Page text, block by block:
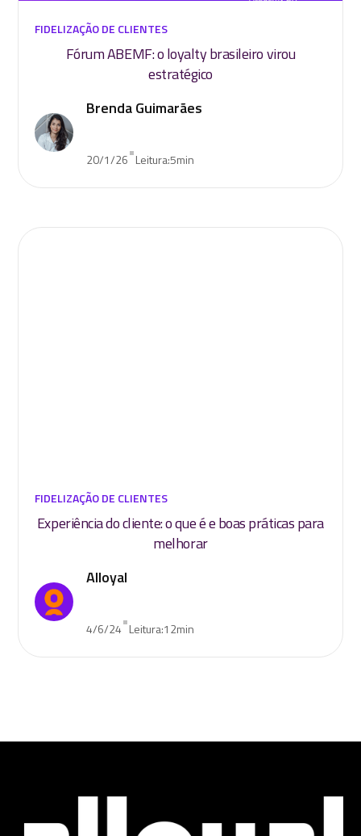
FIDELIZAÇÃO DE CLIENTES
Fórum ABEMF: o loyalty brasileiro virou
estratégico
Brenda Guimarães
20/1/26•Leitura:5min
FIDELIZAÇÃO DE CLIENTES
Experiência do cliente: o que é e boas práticas para
melhorar
Alloyal
4/6/24•Leitura:12min